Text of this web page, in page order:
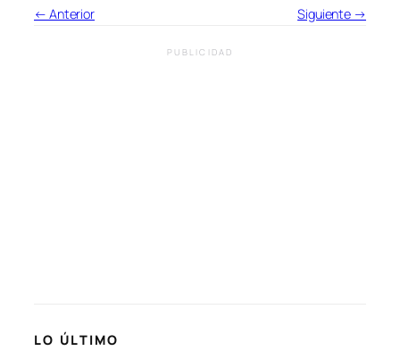
← Anterior Siguiente →
PUBLICIDAD
LO ÚLTIMO